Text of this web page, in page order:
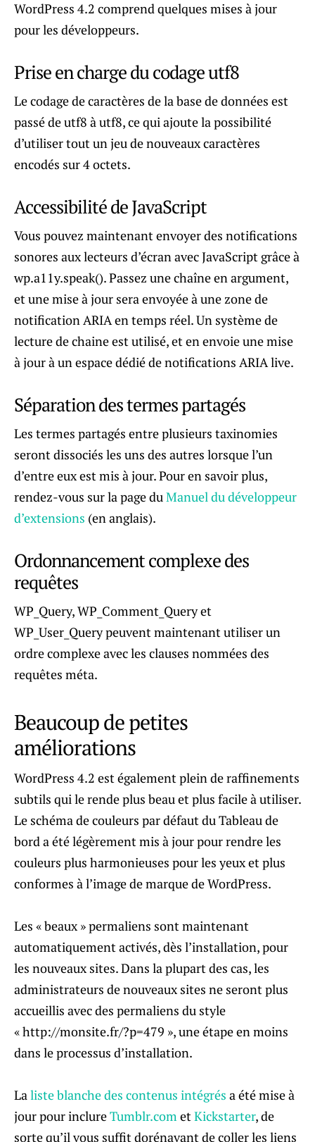
WordPress 4.2 comprend quelques mises à jour
pour les développeurs.
Prise en charge du codage utf8
Le codage de caractères de la base de données est
passé de utf8 à utf8, ce qui ajoute la possibilité
d’utiliser tout un jeu de nouveaux caractères
encodés sur 4 octets.
Accessibilité de JavaScript
Vous pouvez maintenant envoyer des notifications
sonores aux lecteurs d’écran avec JavaScript grâce à
wp.a11y.speak(). Passez une chaîne en argument,
et une mise à jour sera envoyée à une zone de
notification ARIA en temps réel. Un système de
lecture de chaine est utilisé, et en envoie une mise
à jour à un espace dédié de notifications ARIA live.
Séparation des termes partagés
Les termes partagés entre plusieurs taxinomies
seront dissociés les uns des autres lorsque l’un
d’entre eux est mis à jour. Pour en savoir plus,
rendez-vous sur la page duManuel du développeur
d’extensions (en anglais).
Ordonnancement complexe des
requêtes
WP_Query, WP_Comment_Query et
WP_User_Query peuvent maintenant utiliser un
ordre complexe avec les clauses nommées des
requêtes méta.
Beaucoup de petites
améliorations
WordPress 4.2 est également plein de raffinements
subtils qui le rende plus beau et plus facile à utiliser.
Le schéma de couleurs par défaut du Tableau de
bord a été légèrement mis à jour pour rendre les
couleurs plus harmonieuses pour les yeux et plus
conformes à l’image de marque de WordPress.
Les « beaux » permaliens sont maintenant
automatiquement activés, dès l’installation, pour
les nouveaux sites. Dans la plupart des cas, les
administrateurs de nouveaux sites ne seront plus
accueillis avec des permaliens du style
« http://monsite.fr/?p=479 », une étape en moins
dans le processus d’installation.
Laliste blanche des contenus intégrés a été mise à
jour pour inclureTumblr.cometKickstarter, de
sorte qu’il vous suffit dorénavant de coller les liens